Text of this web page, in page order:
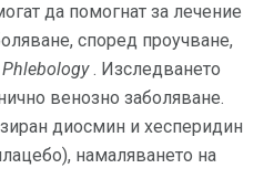
да помогнат за лечение
според проучване,
Phlebology. Изследването
венозно заболяване.
диосмин и хесперидин
намаляването на